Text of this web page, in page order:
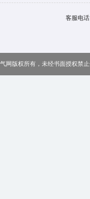
客服电
网版权所有，未经书面授权